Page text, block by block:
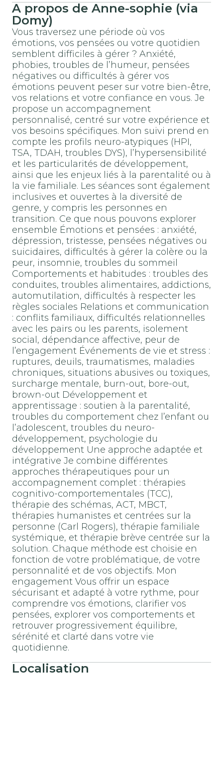
A propos de Anne-sophie (via
Domy)
Vous traversez une période où vos
émotions, vos pensées ou votre quotidien
semblent difficiles à gérer ? Anxiété,
phobies, troubles de l’humeur, pensées
négatives ou difficultés à gérer vos
émotions peuvent peser sur votre bien-être,
vos relations et votre confiance en vous. Je
propose un accompagnement
personnalisé, centré sur votre expérience et
vos besoins spécifiques. Mon suivi prend en
compte les profils neuro-atypiques (HPI,
TSA, TDAH, troubles DYS), l’hypersensibilité
et les particularités de développement,
ainsi que les enjeux liés à la parentalité ou à
la vie familiale. Les séances sont également
inclusives et ouvertes à la diversité de
genre, y compris les personnes en
transition. Ce que nous pouvons explorer
ensemble Émotions et pensées : anxiété,
dépression, tristesse, pensées négatives ou
suicidaires, difficultés à gérer la colère ou la
peur, insomnie, troubles du sommeil
Comportements et habitudes : troubles des
conduites, troubles alimentaires, addictions,
automutilation, difficultés à respecter les
règles sociales Relations et communication
: conflits familiaux, difficultés relationnelles
avec les pairs ou les parents, isolement
social, dépendance affective, peur de
l’engagement Événements de vie et stress :
ruptures, deuils, traumatismes, maladies
chroniques, situations abusives ou toxiques,
surcharge mentale, burn-out, bore-out,
brown-out Développement et
apprentissage : soutien à la parentalité,
troubles du comportement chez l’enfant ou
l’adolescent, troubles du neuro-
développement, psychologie du
développement Une approche adaptée et
intégrative Je combine différentes
approches thérapeutiques pour un
accompagnement complet : thérapies
cognitivo-comportementales (TCC),
thérapie des schémas, ACT, MBCT,
thérapies humanistes et centrées sur la
personne (Carl Rogers), thérapie familiale
systémique, et thérapie brève centrée sur la
solution. Chaque méthode est choisie en
fonction de votre problématique, de votre
personnalité et de vos objectifs. Mon
engagement Vous offrir un espace
sécurisant et adapté à votre rythme, pour
comprendre vos émotions, clarifier vos
pensées, explorer vos comportements et
retrouver progressivement équilibre,
sérénité et clarté dans votre vie
quotidienne.
Localisation